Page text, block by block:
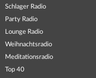
Schlager Radio
Party Radio
Lounge Radio
Weihnachtsradio
Meditationsradio
Top 40